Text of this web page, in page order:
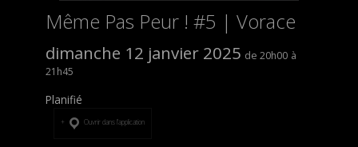
Même Pas Peur ! #5 | Vorace
dimanche 12 janvier 2025
20h00
21h45
Planifié
Ouvrir dans l’application